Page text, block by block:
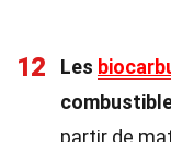
12 Les
partir de